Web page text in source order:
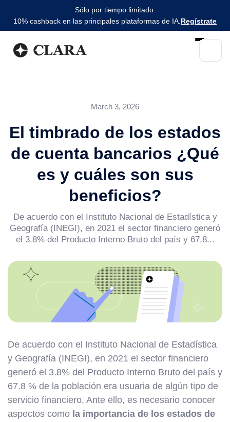
Sólo por tiempo limitado:
10% cashback en las principales plataformas de IA. Regístrate
March 3, 2026
El timbrado de los estados
de cuenta bancarios ¿Qué
es y cuáles son sus
beneficios?
De acuerdo con el Instituto Nacional de Estadística y
Geografía (INEGI), en 2021 el sector financiero generó
el 3.8% del Producto Interno Bruto del país y 67.8...
De acuerdo con el Instituto Nacional de Estadística
y Geografía (INEGI), en 2021 el sector financiero
generó el 3.8% del Producto Interno Bruto del país y
67.8 % de la población era usuaria de algún tipo de
servicio financiero. Ante ello, es necesario conocer
aspectos como la importancia de los estados de